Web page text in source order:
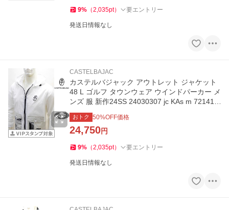
9% （2,035pt） 要エントリー
発送日情報なし
CASTELBAJAC
カステルバジャック アウトレット ジャケット
48 L ゴルフ タウンウェア ウインドパーカー メ
ンズ 服 新作24SS 24030307 jc KAs m 721411
2106
おトク 50%OFF価格
24,750円
9% （2,035pt） 要エントリー
発送日情報なし